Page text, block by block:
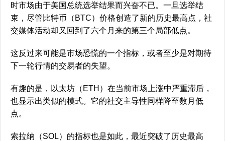
时市场由于美国总统选举结果而兴奋不已。一旦选举结
束，尽管比特币（BTC）价格创造了新的历史最高点，社
交媒体活动却又回到了六个月来的第三个局部低点。
这反过来可能是市场恐慌的一个指标，或者至少是对期待
下一轮行情的交易者的失望。
有趣的是，以太坊（ETH）在当前市场上涨中严重滞后，
也显示出类似的模式。它的社交主导性同样降至数月低
点。
索拉纳（SOL）的指标也是如此，最近突破了历史最高